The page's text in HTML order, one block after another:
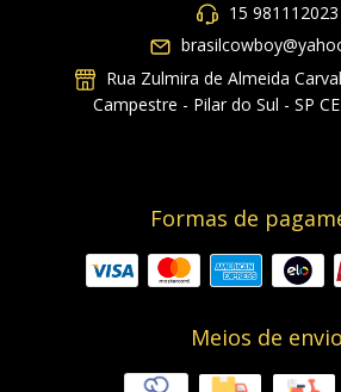
15 981112023
Rua Zulmira de Almeida
Campestre - Pilar do Sul - SP
Formas de
Meios de envio